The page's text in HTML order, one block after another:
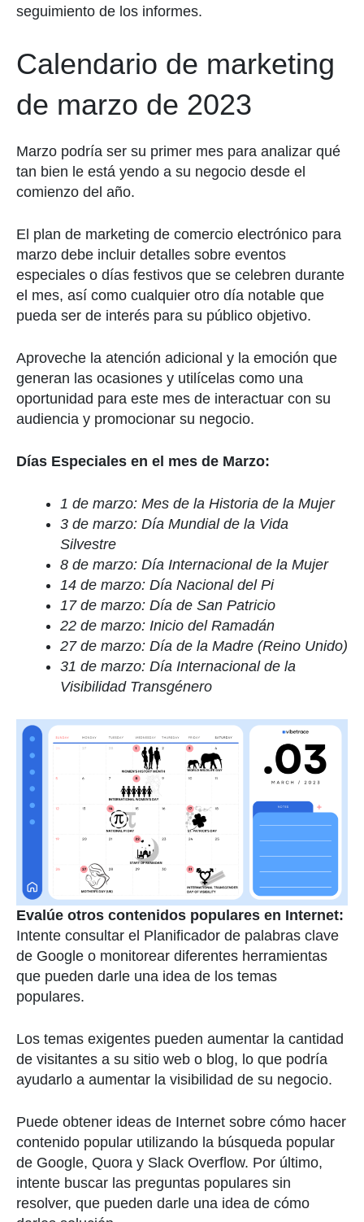
seguimiento de los informes.
Calendario de marketing
de marzo de 2023
Marzo podría ser su primer mes para analizar qué
tan bien le está yendo a su negocio desde el
comienzo del año.
El plan de marketing de comercio electrónico para
marzo debe incluir detalles sobre eventos
especiales o días festivos que se celebren durante
el mes, así como cualquier otro día notable que
pueda ser de interés para su público objetivo.
Aproveche la atención adicional y la emoción que
generan las ocasiones y utilícelas como una
oportunidad para este mes de interactuar con su
audiencia y promocionar su negocio.
Días Especiales en el mes de Marzo:
1 de marzo: Mes de la Historia de la Mujer
3 de marzo: Día Mundial de la Vida
Silvestre
8 de marzo: Día Internacional de la Mujer
14 de marzo: Día Nacional del Pi
17 de marzo: Día de San Patricio
22 de marzo: Inicio del Ramadán
27 de marzo: Día de la Madre (Reino Unido)
31 de marzo: Día Internacional de la
Visibilidad Transgénero
Evalúe otros contenidos populares en Internet:
Intente consultar el Planificador de palabras clave
de Google o monitorear diferentes herramientas
que pueden darle una idea de los temas
populares.
Los temas exigentes pueden aumentar la cantidad
de visitantes a su sitio web o blog, lo que podría
ayudarlo a aumentar la visibilidad de su negocio.
Puede obtener ideas de Internet sobre cómo hacer
contenido popular utilizando la búsqueda popular
de Google, Quora y Slack Overflow. Por último,
intente buscar las preguntas populares sin
resolver, que pueden darle una idea de cómo